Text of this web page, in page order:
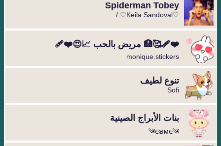
Spiderman Tobey
♡Keila Sandoval♡ /
❤️‍🩹🥰🏥 مريض بالحب 📈😍❤️‍🩹
monique.stickers
تنوع لطيف
Sofi
بنات الأبراج الصينية
༄︎︎ᰀຣᴍᰀ︎︎༄